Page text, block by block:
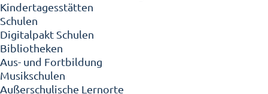
Kindertagesstätten
Schulen
Digitalpakt Schulen
Bibliotheken
Aus- und Fortbildung
Musikschulen
Außerschulische Lernorte